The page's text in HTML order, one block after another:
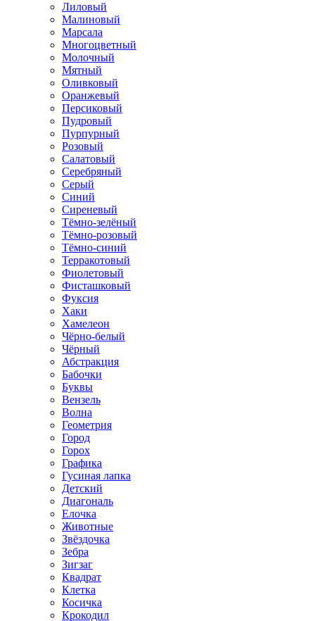
Лиловый
Малиновый
Марсала
Многоцветный
Молочный
Мятный
Оливковый
Оранжевый
Персиковый
Пудровый
Пурпурный
Розовый
Салатовый
Серебряный
Серый
Синий
Сиреневый
Тёмно-зелёный
Тёмно-розовый
Тёмно-синий
Терракотовый
Фиолетовый
Фисташковый
Фуксия
Хаки
Хамелеон
Чёрно-белый
Чёрный
Абстракция
Бабочки
Буквы
Вензель
Волна
Геометрия
Город
Горох
Графика
Гусиная лапка
Детский
Диагональ
Елочка
Животные
Звёздочка
Зебра
Зигзаг
Квадрат
Клетка
Косичка
Крокодил